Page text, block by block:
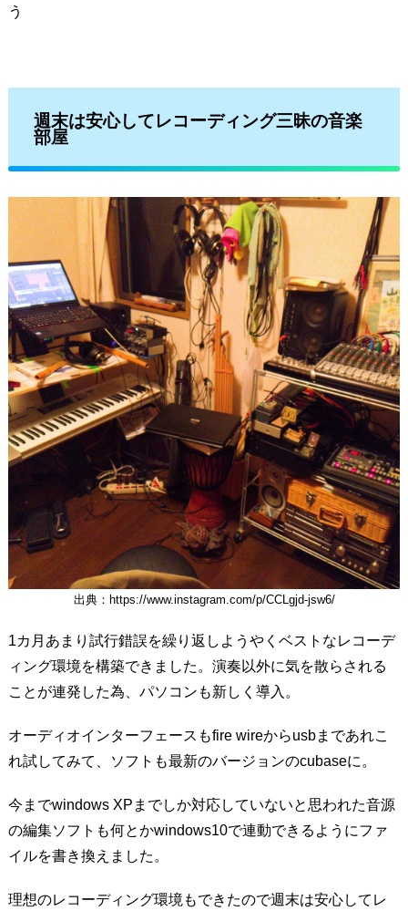
う
週末は安心してレコーディング三昧の音楽
部屋
出典：https://www.instagram.com/p/CCLgjd-jsw6/
1カ月あまり試行錯誤を繰り返しようやくベストなレコーデ
ィング環境を構築できました。演奏以外に気を散らされる
ことが連発した為、パソコンも新しく導入。
オーディオインターフェースもfire wireからusbまであれこ
れ試してみて、ソフトも最新のバージョンのcubaseに。
今までwindows XPまでしか対応していないと思われた音源
の編集ソフトも何とかwindows10で連動できるようにファ
イルを書き換えました。
理想のレコーディング環境もできたので週末は安心してレ